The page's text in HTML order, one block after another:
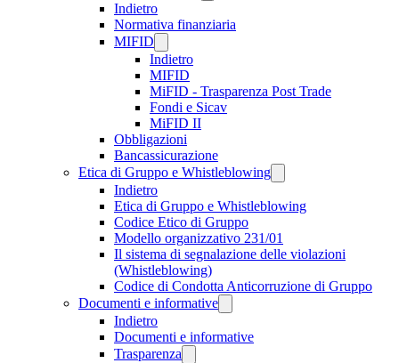
Indietro
Normativa finanziaria
MIFID
Indietro
MIFID
MiFID - Trasparenza Post Trade
Fondi e Sicav
MiFID II
Obbligazioni
Bancassicurazione
Etica di Gruppo e Whistleblowing
Indietro
Etica di Gruppo e Whistleblowing
Codice Etico di Gruppo
Modello organizzativo 231/01
Il sistema di segnalazione delle violazioni
(Whistleblowing)
Codice di Condotta Anticorruzione di Gruppo
Documenti e informative
Indietro
Documenti e informative
Trasparenza